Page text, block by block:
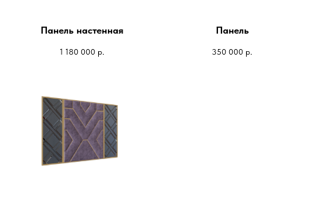
Панель настенная
1 180 000 р.
Панель
350 000 р.